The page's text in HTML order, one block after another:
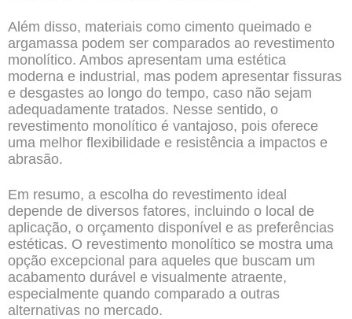
Além disso, materiais como cimento queimado e
argamassa podem ser comparados ao revestimento
monolítico. Ambos apresentam uma estética
moderna e industrial, mas podem apresentar fissuras
e desgastes ao longo do tempo, caso não sejam
adequadamente tratados. Nesse sentido, o
revestimento monolítico é vantajoso, pois oferece
uma melhor flexibilidade e resistência a impactos e
abrasão.
Em resumo, a escolha do revestimento ideal
depende de diversos fatores, incluindo o local de
aplicação, o orçamento disponível e as preferências
estéticas. O revestimento monolítico se mostra uma
opção excepcional para aqueles que buscam um
acabamento durável e visualmente atraente,
especialmente quando comparado a outras
alternativas no mercado.